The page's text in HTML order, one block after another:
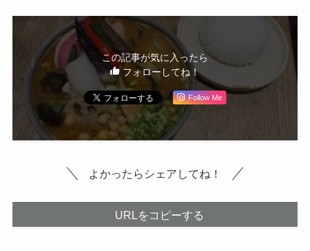
この記事が気に入ったら
フォローしてね！
Follow Me
よかったらシェアしてね！
URLをコピーする